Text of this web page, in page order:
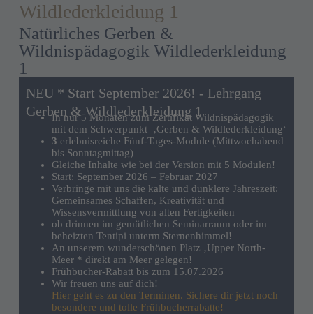
Wildlederkleidung 1
Natürliches Gerben &
Wildnispädagogik Wildlederkleidung
1
NEU * Start September 2026! - Lehrgang
Gerben & Wildlederkleidung 1
In nur 5 Monaten zum Zertifikat Wildnispädagogik
mit dem Schwerpunkt ‚Gerben & Wildlederkleidung‘
3 erlebnisreiche Fünf-Tages-Module (Mittwochabend
bis Sonntagmittag)
Gleiche Inhalte wie bei der Version mit 5 Modulen!
Start: September 2026 – Februar 2027
Verbringe mit uns die kalte und dunklere Jahreszeit:
Gemeinsames Schaffen, Kreativität und
Wissensvermittlung von alten Fertigkeiten
ob drinnen im gemütlichen Seminarraum oder im
beheizten Tentipi unterm Sternenhimmel!
An unserem wunderschönen Platz ‚Upper North-
Meer * direkt am Meer gelegen!
Frühbucher-Rabatt bis zum 15.07.2026
Wir freuen uns auf dich!
Hier geht es zu den Terminen. Sichere dir jetzt noch
besondere und tolle Frühbucherrabatte!